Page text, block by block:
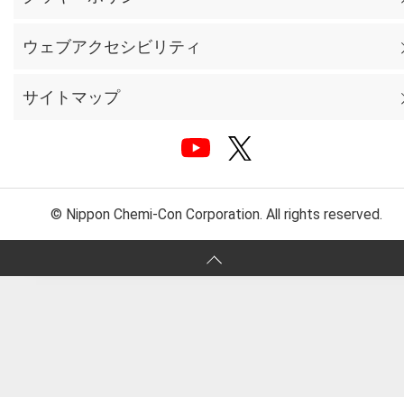
ウェブアクセシビリティ
サイトマップ
© Nippon Chemi-Con Corporation. All rights reserved.